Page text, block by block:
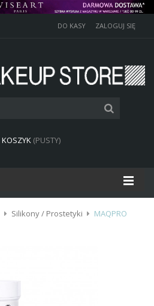
DO KASY ZALOGUJ SIĘ
KOSZYK (PUSTY)
Silikony / Prostetyki
MAQPRO